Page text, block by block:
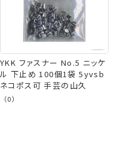
YKK ファスナー No.5 ニッケ
ル 下止め 100個1袋 5yvsb
ネコポス可 手芸の山久
（0）